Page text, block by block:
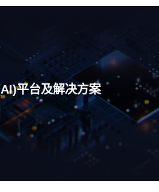
平台及解决方案